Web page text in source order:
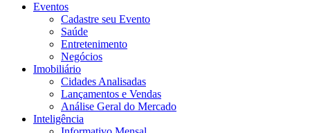
Eventos
Cadastre seu Evento
Saúde
Entretenimento
Negócios
Imobiliário
Cidades Analisadas
Lançamentos e Vendas
Análise Geral do Mercado
Inteligência